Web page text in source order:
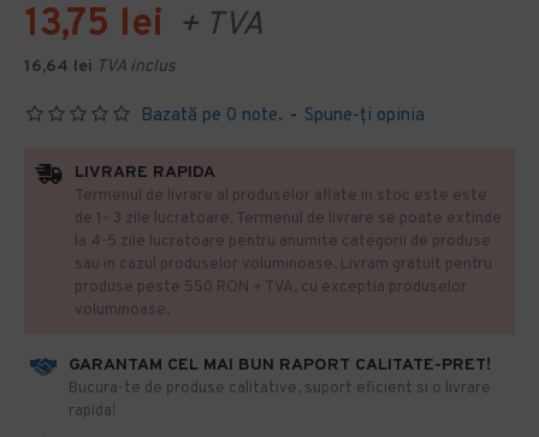
Bazată pe 0 note. - Spune-ţi opinia
13,75 lei + TVA
16,64 lei TVA inclus
GARANTAM CEL MAI BUN RAPORT CALITATE-PRET!
​Bucura-te de produse calitative, suport eficient si o livrare
rapida!
LIVRARE RAPIDA
Termenul de livrare al produselor aflate in stoc este este
de 1- 3 zile lucratoare. Termenul de livrare se poate extinde
la 4-5 zile lucratoare pentru anumite categorii de produse
sau in cazul produselor voluminoase. Livram gratuit pentru
produse peste 550 RON + TVA, cu exceptia produselor
voluminoase.